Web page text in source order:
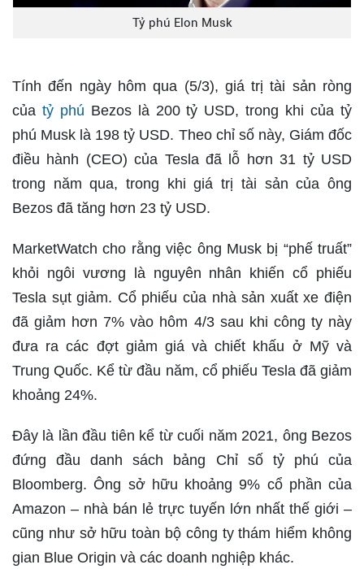
Tỷ phú Elon Musk
Tính đến ngày hôm qua (5/3), giá trị tài sản ròng
của tỷ phú Bezos là 200 tỷ USD, trong khi của tỷ
phú Musk là 198 tỷ USD. Theo chỉ số này, Giám đốc
điều hành (CEO) của Tesla đã lỗ hơn 31 tỷ USD
trong năm qua, trong khi giá trị tài sản của ông
Bezos đã tăng hơn 23 tỷ USD.
MarketWatch cho rằng việc ông Musk bị “phế truất”
khỏi ngôi vương là nguyên nhân khiến cổ phiếu
Tesla sụt giảm. Cổ phiếu của nhà sản xuất xe điện
đã giảm hơn 7% vào hôm 4/3 sau khi công ty này
đưa ra các đợt giảm giá và chiết khấu ở Mỹ và
Trung Quốc. Kể từ đầu năm, cổ phiếu Tesla đã giảm
khoảng 24%.
Đây là lần đầu tiên kể từ cuối năm 2021, ông Bezos
đứng đầu danh sách bảng Chỉ số tỷ phú của
Bloomberg. Ông sở hữu khoảng 9% cổ phần của
Amazon – nhà bán lẻ trực tuyến lớn nhất thế giới –
cũng như sở hữu toàn bộ công ty thám hiểm không
gian Blue Origin và các doanh nghiệp khác.